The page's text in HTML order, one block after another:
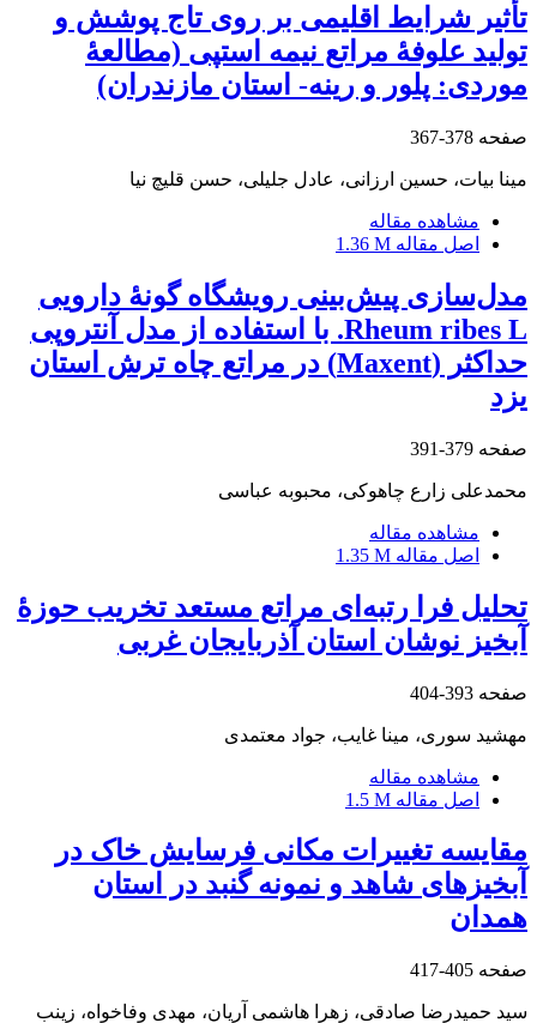
تأثیر شرایط اقلیمی بر روی تاج پوشش و
تولید علوفۀ مراتع نیمه استپی (مطالعۀ
موردی: پلور و رینه- استان مازندران)
صفحه 378-367
مینا بیات، حسین ارزانی، عادل جلیلی، حسن قلیچ نیا
مشاهده مقاله
اصل مقاله 1.36 M
مدل‌سازی پیش‌بینی رویشگاه گونۀ دارویی
Rheum ribes L. با استفاده از مدل آنتروپی
حداکثر (Maxent) در مراتع چاه ترش استان
یزد
صفحه 379-391
محمدعلی زارع چاهوکی، محبوبه عباسی
مشاهده مقاله
اصل مقاله 1.35 M
تحلیل فرا رتبه‌ای مراتع مستعد تخریب حوزۀ
آبخیز نوشان استان آذربایجان غربی
صفحه 393-404
مهشید سوری، مینا غایب، جواد معتمدی
مشاهده مقاله
اصل مقاله 1.5 M
مقایسه تغییرات مکانی فرسایش خاک در
آبخیز‌های شاهد و نمونه گنبد در استان
همدان
صفحه 405-417
سید حمیدرضا صادقی، زهرا هاشمی آریان، مهدی وفاخواه، زینب